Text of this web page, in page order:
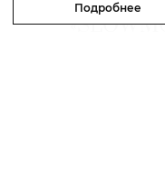
Подробнее